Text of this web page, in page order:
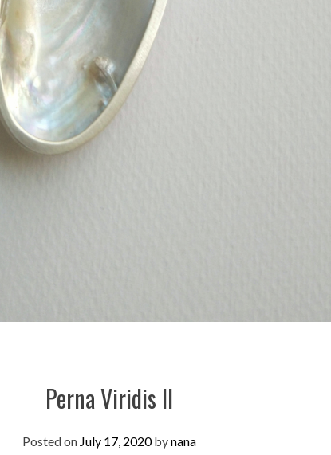
Perna Viridis II
Posted on July 17, 2020bynana